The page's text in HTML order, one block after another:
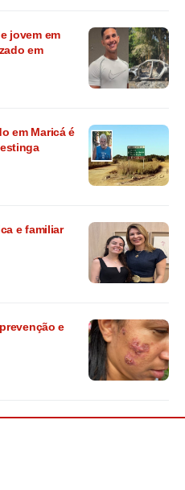
jovem em
em
em Maricá é
e familiar
e